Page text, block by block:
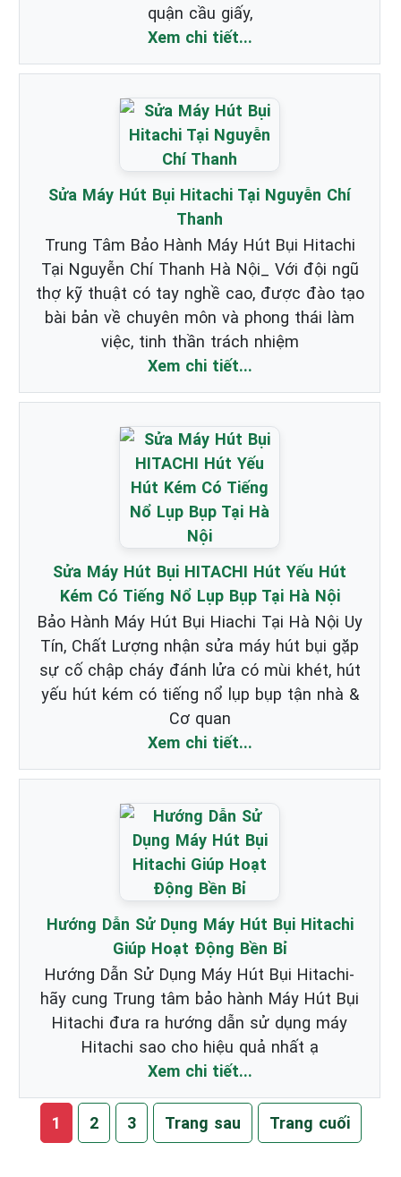
quận cầu giấy,
Xem chi tiết...
Sửa Máy Hút Bụi Hitachi Tại Nguyễn Chí
Thanh
Trung Tâm Bảo Hành Máy Hút Bụi Hitachi
Tại Nguyễn Chí Thanh Hà Nội_ Với đội ngũ
thợ kỹ thuật có tay nghề cao, được đào tạo
bài bản về chuyên môn và phong thái làm
việc, tinh thần trách nhiệm
Xem chi tiết...
Sửa Máy Hút Bụi HITACHI Hút Yếu Hút
Kém Có Tiếng Nổ Lụp Bụp Tại Hà Nội
Bảo Hành Máy Hút Bụi Hiachi Tại Hà Nội Uy
Tín, Chất Lượng nhận sửa máy hút bụi gặp
sự cố chập cháy đánh lửa có mùi khét, hút
yếu hút kém có tiếng nổ lụp bụp tận nhà &
Cơ quan
Xem chi tiết...
Hướng Dẫn Sử Dụng Máy Hút Bụi Hitachi
Giúp Hoạt Động Bền Bỉ
Hướng Dẫn Sử Dụng Máy Hút Bụi Hitachi-
hãy cung Trung tâm bảo hành Máy Hút Bụi
Hitachi đưa ra hướng dẫn sử dụng máy
Hitachi sao cho hiệu quả nhất ạ
Xem chi tiết...
1 2 3 Trang sau Trang cuối